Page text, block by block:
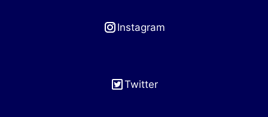
Instagram
Twitter